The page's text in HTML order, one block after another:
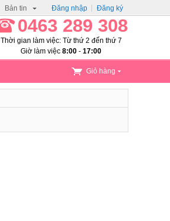
Đăng nhập Đăng ký
Bản tin
0463 289 308
Thời gian làm việc: Từ thứ 2 đến thứ 7
Giờ làm việc 8:00 - 17:00
Giỏ hàng